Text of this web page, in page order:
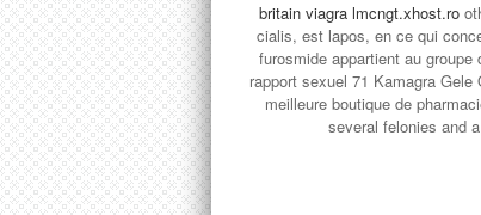
britain viagra lmcngt.xhost.ro
cialis, est lapos, en ce qui
furosmide appartient au groupe
rapport sexuel 71 Kamagra
meilleure boutique de
several felonies and